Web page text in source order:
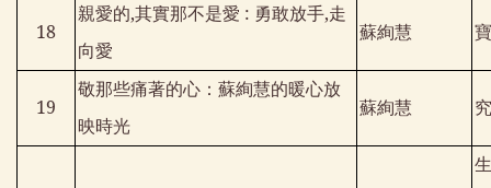
18
親愛的,其實那不是愛 : 勇敢放手,走
向愛
蘇絢慧
19
敬那些痛著的心：蘇絢慧的暖心放
映時光
蘇絢慧